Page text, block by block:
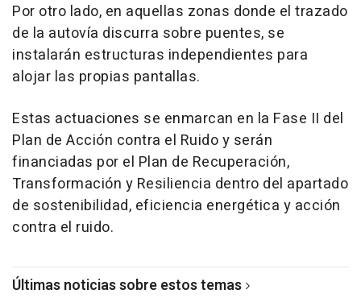
Por otro lado, en aquellas zonas donde el trazado
de la autovía discurra sobre puentes, se
instalarán estructuras independientes para
alojar las propias pantallas.
Estas actuaciones se enmarcan en la Fase II del
Plan de Acción contra el Ruido y serán
financiadas por el Plan de Recuperación,
Transformación y Resiliencia dentro del apartado
de sostenibilidad, eficiencia energética y acción
contra el ruido.
Últimas noticias sobre estos temas